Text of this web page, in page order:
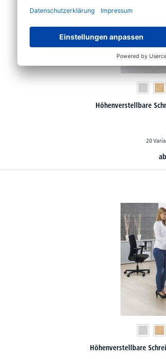
Höhenverstellbare
20
ab
Höhenverstellbare